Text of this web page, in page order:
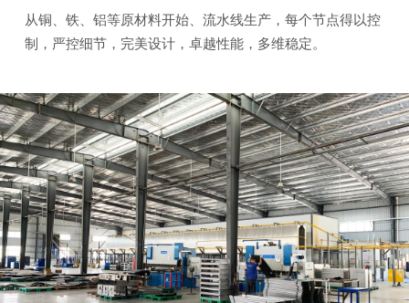
从铜、铁、铝等原材料开始、流水线生产，每个节点得以控
制，严控细节，完美设计，卓越性能，多维稳定。